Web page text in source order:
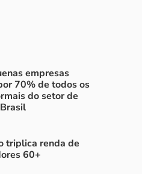
empresas
70% de todos os
do setor de
triplica renda de
60+